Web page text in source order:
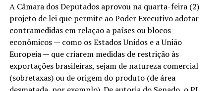
A Câmara dos Deputados aprovou na quarta-feira (2)
projeto de lei que permite ao Poder Executivo adotar
contramedidas em relação a países ou blocos
econômicos — como os Estados Unidos e a União
Europeia — que criarem medidas de restrição às
exportações brasileiras, sejam de natureza comercial
(sobretaxas) ou de origem do produto (de área